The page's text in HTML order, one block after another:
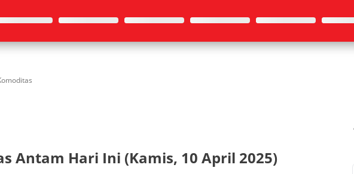
Antam Hari Ini (Kamis, 10 April 2025)